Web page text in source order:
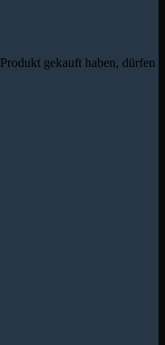
gekauft haben, dürfen